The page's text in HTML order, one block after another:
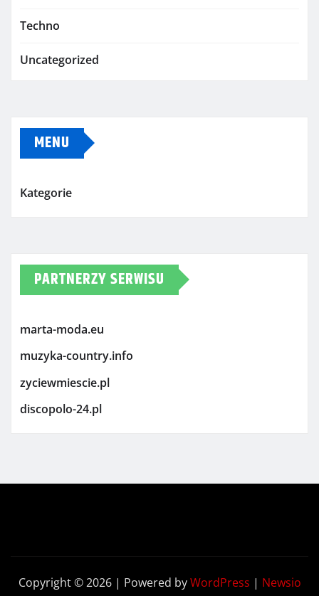
Techno
Uncategorized
MENU
Kategorie
PARTNERZY SERWISU
marta-moda.eu
muzyka-country.info
zyciewmiescie.pl
discopolo-24.pl
Copyright © 2026 | Powered byWordPress | Newsio